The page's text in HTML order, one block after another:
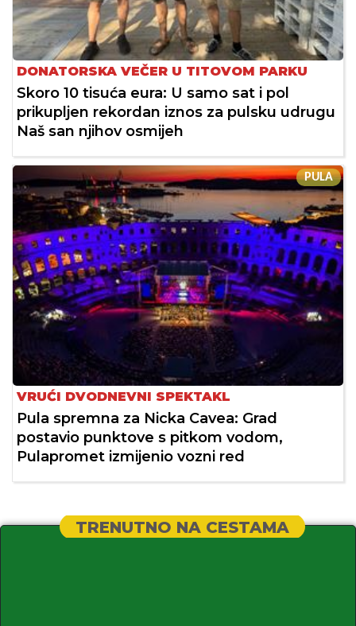
DONATORSKA VEČER U TITOVOM PARKU
Skoro 10 tisuća eura: U samo sat i pol
prikupljen rekordan iznos za pulsku udrugu
Naš san njihov osmijeh
PULA
VRUĆI DVODNEVNI SPEKTAKL
Pula spremna za Nicka Cavea: Grad
postavio punktove s pitkom vodom,
Pulapromet izmijenio vozni red
TRENUTNO NA CESTAMA